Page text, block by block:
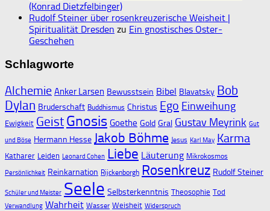
(Konrad Dietzfelbinger)
Rudolf Steiner über rosenkreuzerische Weisheit |
Spiritualität Dresden zu Ein gnostisches Oster-
Geschehen
Schlagworte
Alchemie Anker Larsen Bewusstsein Bibel Blavatsky Bob
Dylan Bruderschaft Buddhismus Christus Ego Einweihung
Ewigkeit Geist Gnosis Goethe Gold Gral Gustav Meyrink Gut
und Böse Hermann Hesse Jakob Böhme Jesus Karl May Karma
Katharer Leiden Leonard Cohen Liebe Läuterung Mikrokosmos
Persönlichkeit Reinkarnation Rijckenborgh Rosenkreuz Rudolf Steiner
Schüler und Meister Seele Selbsterkenntnis Theosophie Tod
Verwandlung Wahrheit Wasser Weisheit Widerspruch